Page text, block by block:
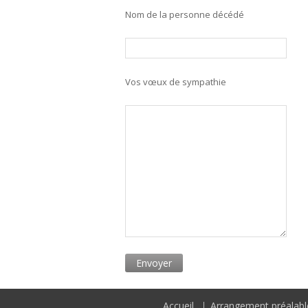
Nom de la personne décédé
Vos vœux de sympathie